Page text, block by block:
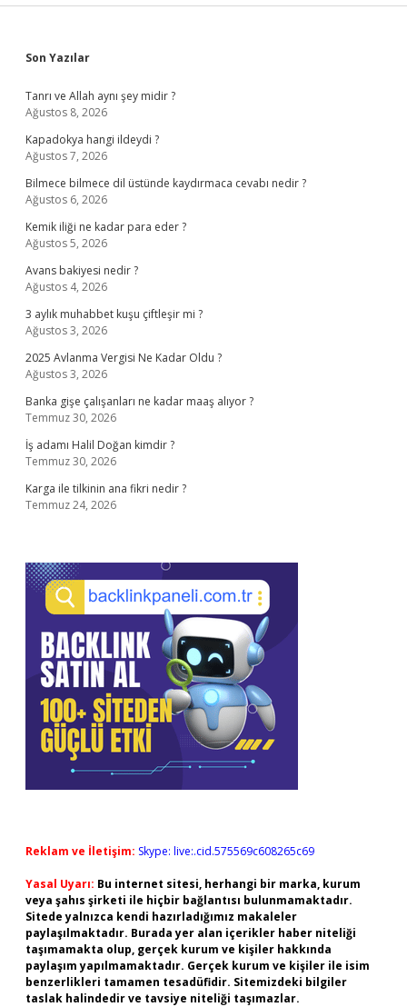
Sidebar
Son Yazılar
Tanrı ve Allah aynı şey midir ?
Ağustos 8, 2026
Kapadokya hangi ildeydi ?
Ağustos 7, 2026
Bilmece bilmece dil üstünde kaydırmaca cevabı nedir ?
Ağustos 6, 2026
Kemik iliği ne kadar para eder ?
Ağustos 5, 2026
Avans bakiyesi nedir ?
Ağustos 4, 2026
3 aylık muhabbet kuşu çiftleşir mi ?
Ağustos 3, 2026
2025 Avlanma Vergisi Ne Kadar Oldu ?
Ağustos 3, 2026
Banka gişe çalışanları ne kadar maaş alıyor ?
Temmuz 30, 2026
İş adamı Halil Doğan kimdir ?
Temmuz 30, 2026
Karga ile tilkinin ana fikri nedir ?
Temmuz 24, 2026
Reklam ve İletişim: Skype: live:.cid.575569c608265c69
Yasal Uyarı: Bu internet sitesi, herhangi bir marka, kurum
veya şahıs şirketi ile hiçbir bağlantısı bulunmamaktadır.
Sitede yalnızca kendi hazırladığımız makaleler
paylaşılmaktadır. Burada yer alan içerikler haber niteliği
taşımamakta olup, gerçek kurum ve kişiler hakkında
paylaşım yapılmamaktadır. Gerçek kurum ve kişiler ile isim
benzerlikleri tamamen tesadüfidir. Sitemizdeki bilgiler
taslak halindedir ve tavsiye niteliği taşımazlar.